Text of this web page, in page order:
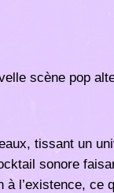
scène pop
tissant un
sonore
l’existence,